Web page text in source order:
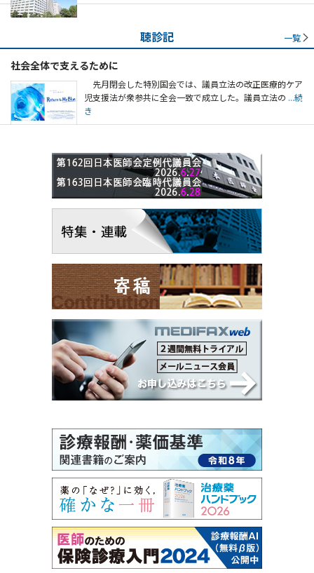
聴診記 一覧
社会全体で支えるために
先月閉会した特別国会では、議員立法の改正医療的ケア
児支援法が衆参共に全会一致で成立した。議員立法の ...続
き